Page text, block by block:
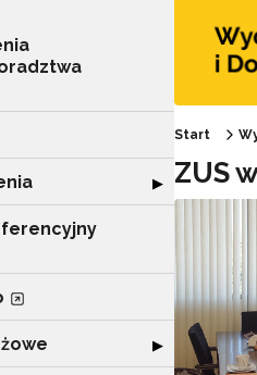
Rozwiń sekcję
▶
Rozwiń sekcję
▶
Start
ZUS